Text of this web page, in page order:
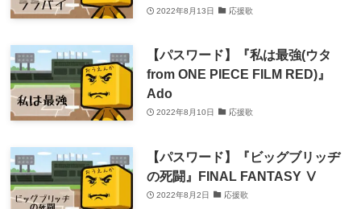
2022年8月13日 応援歌
【パスワード】『私は最強(ウタ
from ONE PIECE FILM RED)』
Ado
2022年8月10日 応援歌
【パスワード】『ビッグブリッヂ
の死闘』FINAL FANTASY Ⅴ
2022年8月2日 応援歌